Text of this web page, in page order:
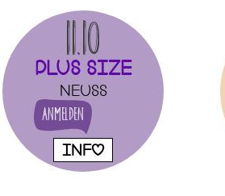
11.10
Plus size
Neuss
Anmelden
INFO